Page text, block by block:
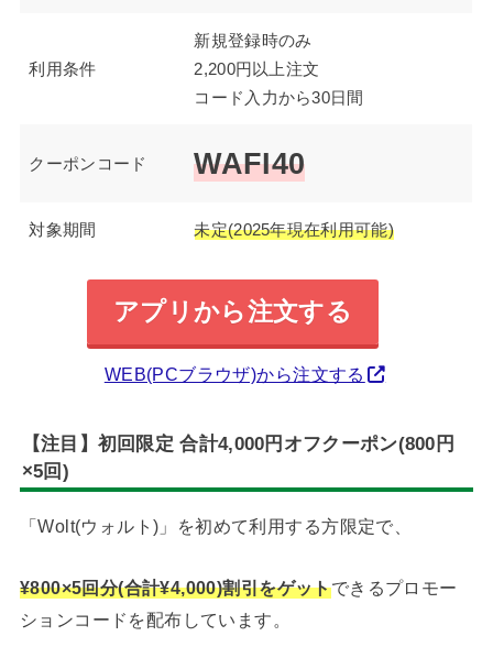
利用条件
新規登録時のみ
2,200円以上注文
コード入力から30日間
クーポンコード WAFI40
対象期間 未定(2025年現在利用可能)
アプリから注文する
WEB(PCブラウザ)から注文する
【注目】初回限定 合計4,000円オフクーポン(800円
×5回)
「Wolt(ウォルト)」を初めて利用する方限定で、
¥800×5回分(合計¥4,000)割引をゲットできるプロモー
ションコードを配布しています。